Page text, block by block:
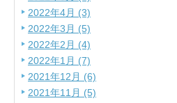
2022年4月 (3)
2022年3月 (5)
2022年2月 (4)
2022年1月 (7)
2021年12月 (6)
2021年11月 (5)